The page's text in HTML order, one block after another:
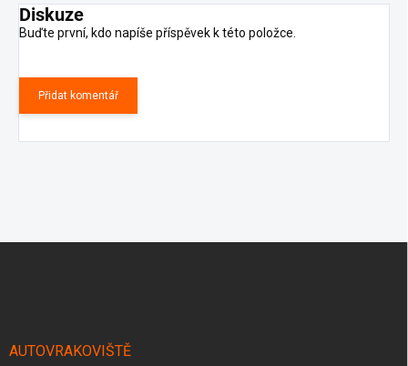
Diskuze
Buďte první, kdo napíše příspěvek k této položce.
Přidat komentář
AUTOVRAKOVIŠTĚ